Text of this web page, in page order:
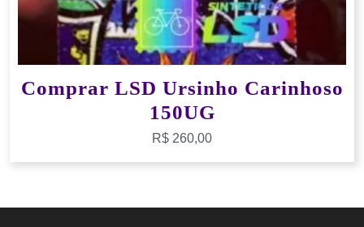
Comprar LSD Ursinho Carinhoso
150UG
R$ 260,00